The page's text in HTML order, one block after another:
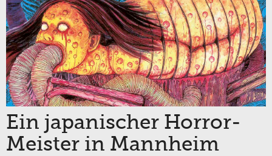
Ein japanischer Horror-
Meister in Mannheim